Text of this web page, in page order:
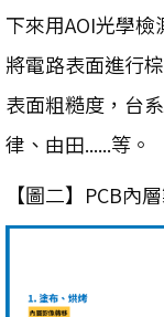
下來用AOI光學
將電路表面進行
表面粗糙度，台
律、由田......等。
【圖二】PCB內